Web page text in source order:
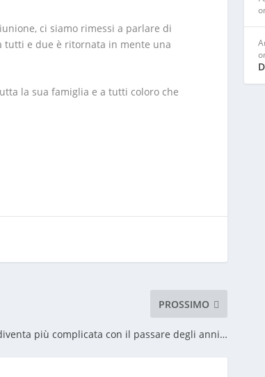
ci siamo rimessi a parlare di
e due è ritornata in mente una
la sua famiglia e a tutti coloro che
PROSSIMO
più complicata con il passare degli anni…